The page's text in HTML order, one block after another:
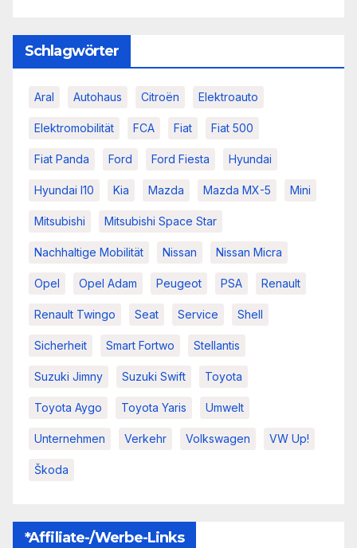
Schlagwörter
Aral Autohaus Citroën Elektroauto
Elektromobilität FCA Fiat Fiat 500
Fiat Panda Ford Ford Fiesta Hyundai
Hyundai I10 Kia Mazda Mazda MX-5 Mini
Mitsubishi Mitsubishi Space Star
Nachhaltige Mobilität Nissan Nissan Micra
Opel Opel Adam Peugeot PSA Renault
Renault Twingo Seat Service Shell
Sicherheit Smart Fortwo Stellantis
Suzuki Jimny Suzuki Swift Toyota
Toyota Aygo Toyota Yaris Umwelt
Unternehmen Verkehr Volkswagen VW Up!
Škoda
*Affiliate-/Werbe-Links